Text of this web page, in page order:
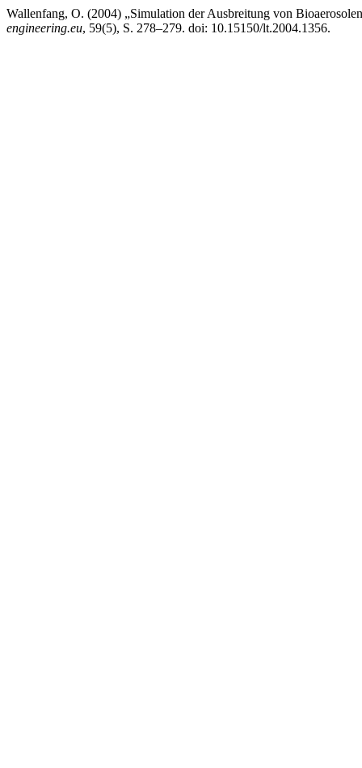
Wallenfang, O. (2004) „Simulation der Ausbreitung von
engineering.eu, 59(5), S. 278–279. doi: 10.15150/lt.2004.1356.